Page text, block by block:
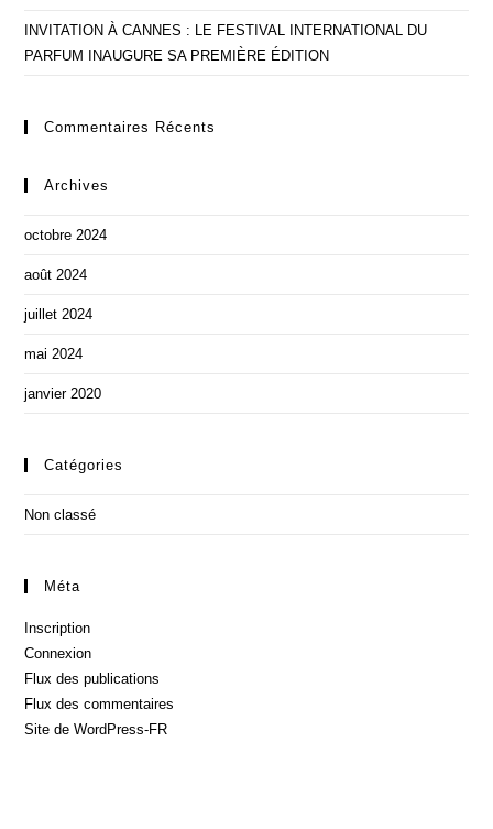
INVITATION À CANNES : LE FESTIVAL INTERNATIONAL DU
PARFUM INAUGURE SA PREMIÈRE ÉDITION
Commentaires Récents
Archives
octobre 2024
août 2024
juillet 2024
mai 2024
janvier 2020
Catégories
Non classé
Méta
Inscription
Connexion
Flux des publications
Flux des commentaires
Site de WordPress-FR